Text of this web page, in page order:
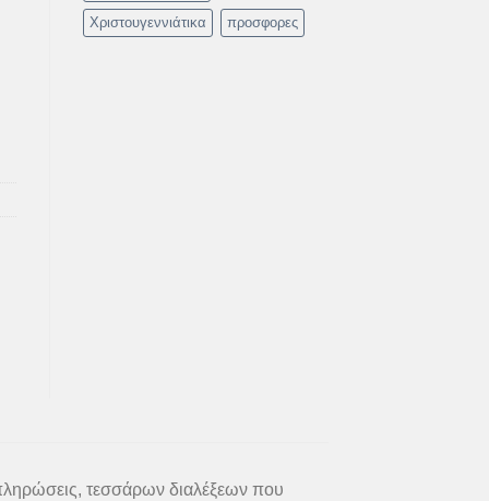
Χριστουγεννιάτικα προσφορες
τεσσάρων διαλέξεων που